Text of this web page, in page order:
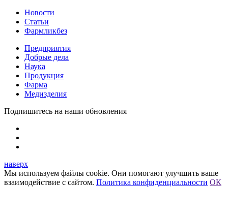
Новости
Статьи
Фармликбез
Предприятия
Добрые дела
Наука
Продукция
Фарма
Медизделия
Подпишитесь на наши обновления
наверх
Мы используем файлы cookie. Они помогают улучшить ваше
взаимодействие с сайтом. Политика конфиденциальности ОК